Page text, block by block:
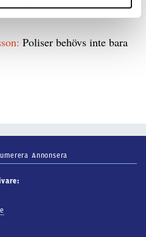
Poliser behövs inte bara
Annonsera